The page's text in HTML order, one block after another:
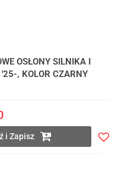
OSŁONY SILNIKA I
, KOLOR CZARNY
i Zapisz